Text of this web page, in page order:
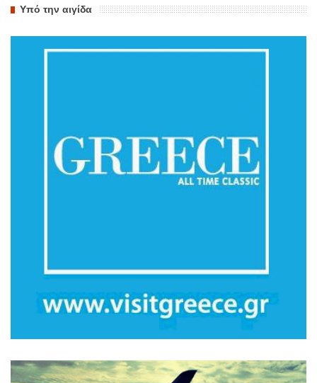
Υπό την αιγίδα